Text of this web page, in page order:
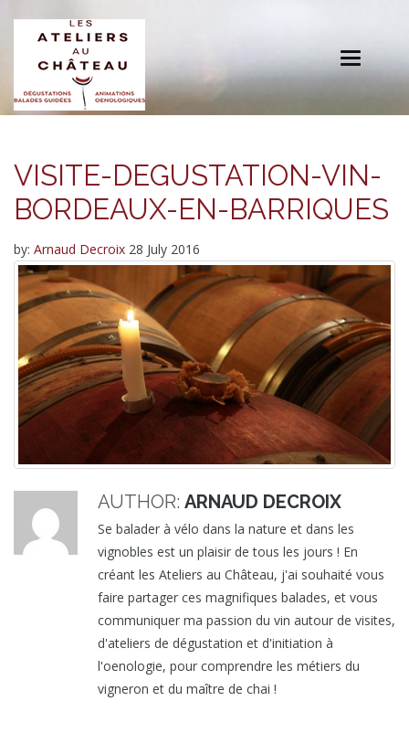
Toggle
VISITE-DEGUSTATION-VIN-
BORDEAUX-EN-BARRIQUES
by: Arnaud Decroix 28 July 2016
AUTHOR: ARNAUD DECROIX
Se balader à vélo dans la nature et dans les
vignobles est un plaisir de tous les jours ! En
créant les Ateliers au Château, j'ai souhaité vous
faire partager ces magnifiques balades, et vous
communiquer ma passion du vin autour de visites,
d'ateliers de dégustation et d'initiation à
l'oenologie, pour comprendre les métiers du
vigneron et du maître de chai !